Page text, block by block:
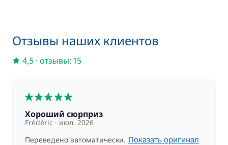
Отзывы наших клиентов
4,5 · отзывы: 15
Хороший сюрприз
Frédéric
июл. 2026
Переведено автоматически. Показать оригинал